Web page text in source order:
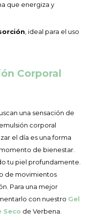
que energiza y
, ideal para el uso
Corporal
una sensación de
corporal
el día es una forma
de bienestar.
tu piel profundamente.
de movimientos
Para una mejor
con nuestro Gel
Seco de Verbena.